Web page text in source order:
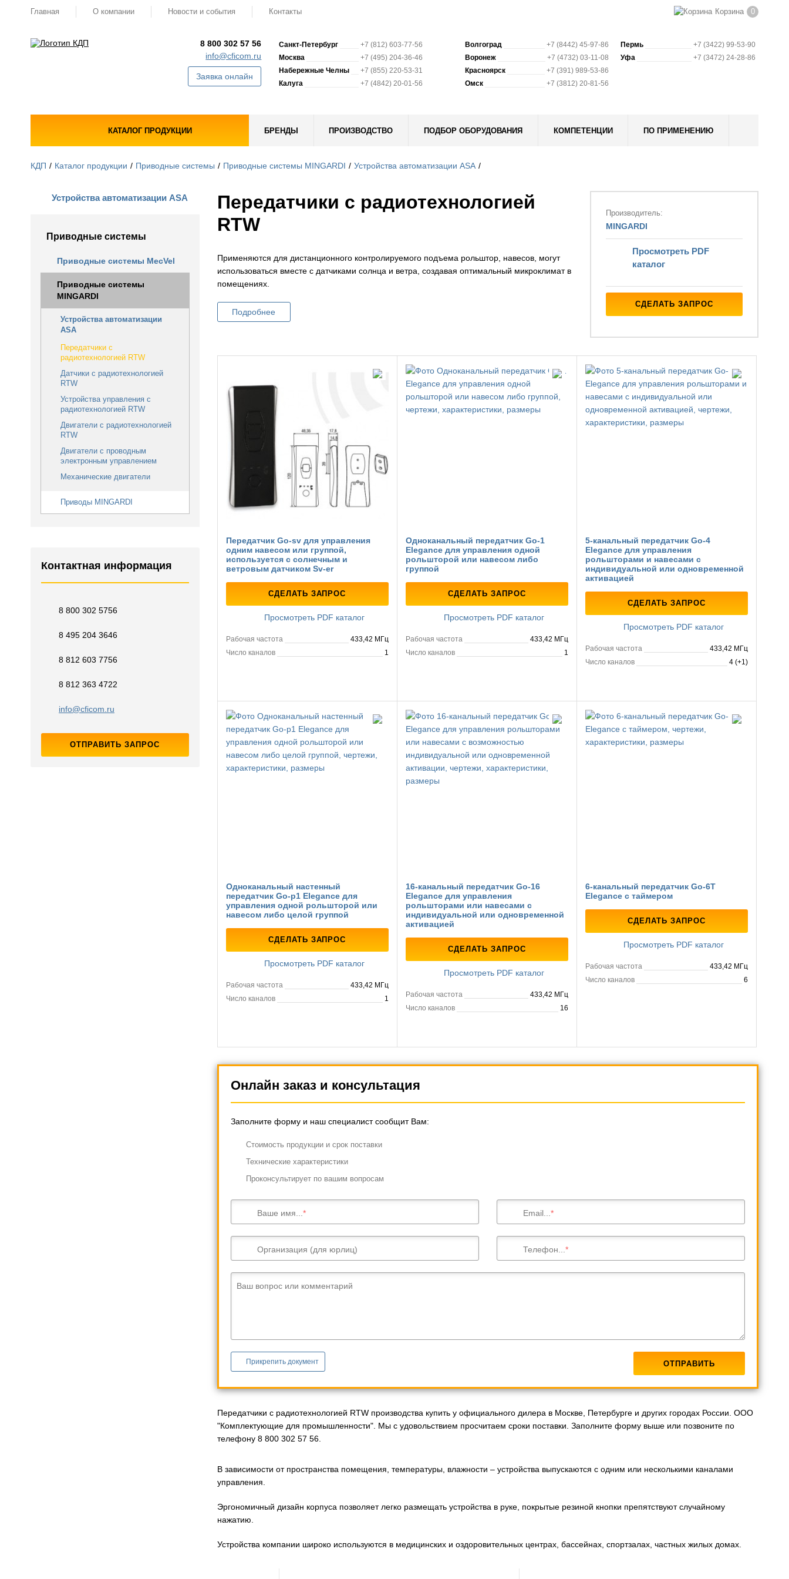
Главная О компании Новости и события Контакты Корзина 0
8 800 302 57 56
info@cficom.ru
Заявка онлайн
Санкт-Петербург
+7 (812) 603-77-56
Москва
+7 (495) 204-36-46
Набережные Челны
+7 (855) 220-53-31
Калуга
+7 (4842) 20-01-56
Волгоград
+7 (8442) 45-97-86
Воронеж
+7 (4732) 03-11-08
Красноярск
+7 (391) 989-53-86
Омск
+7 (3812) 20-81-56
Пермь
+7 (3422) 99-53-90
Уфа
+7 (3472) 24-28-86
КАТАЛОГ ПРОДУКЦИИ БРЕНДЫ ПРОИЗВОДСТВО ПОДБОР ОБОРУДОВАНИЯ КОМПЕТЕНЦИИ ПО ПРИМЕНЕНИЮ
КДП Каталог продукции Приводные системы Приводные сиcтемы MINGARDI Устройства автоматизации ASA
Устройства автоматизации ASA
Приводные системы
Приводные системы MecVel
Приводные сиcтемы
MINGARDI
Устройства автоматизации
ASA
Передатчики с
радиотехнологией RTW
Датчики с радиотехнологией
RTW
Устройства управления с
радиотехнологией RTW
Двигатели с радиотехнологией
RTW
Двигатели с проводным
электронным управлением
Механические двигатели
Приводы MINGARDI
Контактная информация
8 800 302 5756
8 495 204 3646
8 812 603 7756
8 812 363 4722
info@cficom.ru
ОТПРАВИТЬ ЗАПРОС
Передатчики с радиотехнологией
RTW
Применяются для дистанционного контролируемого подъема рольштор, навесов, могут
использоваться вместе с датчиками солнца и ветра, создавая оптимальный микроклимат в
помещениях.
Подробнее
Производитель:
MINGARDI
Просмотреть PDF
каталог
СДЕЛАТЬ ЗАПРОС
Передатчик Go-sv для управления
одним навесом или группой,
используется с солнечным и
ветровым датчиком Sv-er
СДЕЛАТЬ ЗАПРОС
Просмотреть PDF каталог
Рабочая частота
433,42 МГц
Число каналов
1
Одноканальный передатчик Go-1
Elegance для управления одной
рольшторой или навесом либо
группой
СДЕЛАТЬ ЗАПРОС
Просмотреть PDF каталог
Рабочая частота
433,42 МГц
Число каналов
1
5-канальный передатчик Go-4
Elegance для управления
рольшторами и навесами с
индивидуальной или одновременной
активацией
СДЕЛАТЬ ЗАПРОС
Просмотреть PDF каталог
Рабочая частота
433,42 МГц
Число каналов
4 (+1)
Одноканальный настенный
передатчик Go-p1 Elegance для
управления одной рольшторой или
навесом либо целой группой
СДЕЛАТЬ ЗАПРОС
Просмотреть PDF каталог
Рабочая частота
433,42 МГц
Число каналов
1
16-канальный передатчик Go-16
Elegance для управления
рольшторами или навесами с
индивидуальной или одновременной
активацией
СДЕЛАТЬ ЗАПРОС
Просмотреть PDF каталог
Рабочая частота
433,42 МГц
Число каналов
16
6-канальный передатчик Go-6T
Elegance с таймером
СДЕЛАТЬ ЗАПРОС
Просмотреть PDF каталог
Рабочая частота
433,42 МГц
Число каналов
6
Онлайн заказ и консультация
Заполните форму и наш специалист сообщит Вам:
Cтоимость продукции и срок поставки
Технические характеристики
Проконсультирует по вашим вопросам
Ваше имя... Email...
Организация (для юрлиц) Телефон...
Ваш вопрос или комментарий
Прикрепить документ
Передатчики с радиотехнологией RTW производства купить у официального дилера в Москве, Петербурге и других городах России. ООО
"Комплектующие для промышленности". Мы с удовольствием просчитаем сроки поставки. Заполните форму выше или позвоните по
телефону 8 800 302 57 56.
В зависимости от пространства помещения, температуры, влажности – устройства выпускаются с одним или несколькими каналами
управления.
Эргономичный дизайн корпуса позволяет легко размещать устройства в руке, покрытые резиной кнопки препятствуют случайному
нажатию.
Устройства компании широко используются в медицинских и оздоровительных центрах, бассейнах, спортзалах, частных жилых домах.